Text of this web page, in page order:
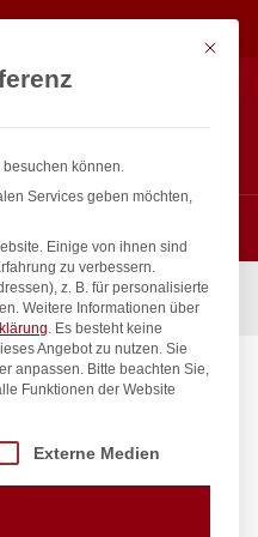
/ exkl. MwSt.
Warenkorb
Mit
können.
Services geben möchten,
Einige von ihnen sind
zu verbessern.
z. B. für personalisierte
Weitere Informationen über
. Es besteht keine
Angebot zu nutzen. Sie
anpassen. Bitte beachten Sie,
Funktionen der Website
erteilt werden kann.
Externe Medien